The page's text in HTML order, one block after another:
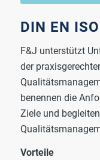
DIN EN
F&J unterstützt
der
benennen die
Ziele und
Vorteile